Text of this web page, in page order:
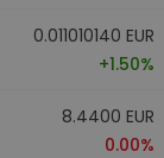
0.011010140 EUR
+1.50%
8.4400 EUR
0.00%